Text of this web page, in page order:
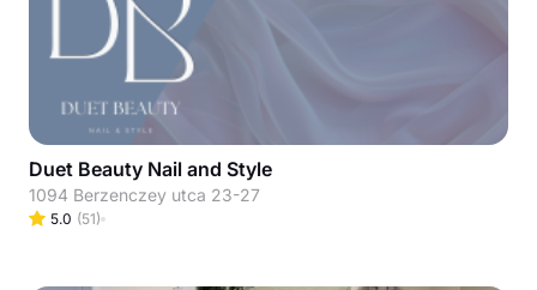
Duet Beauty Nail and Style
1094 Berzenczey utca 23-27
5.0 (51)